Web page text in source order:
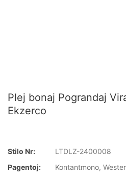
Plej bonaj Pograndaj
Ekzerco
Stilo Nr:
LTDLZ-2400008
Pagentoj:
Kontantmono,